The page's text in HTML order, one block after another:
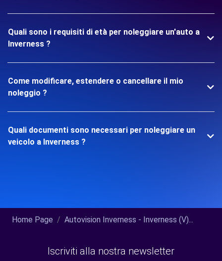
Quali sono i requisiti di età per noleggiare un'auto a
Inverness ?
Come modificare, estendere o cancellare il mio
noleggio ?
Quali documenti sono necessari per noleggiare un
veicolo a Inverness ?
Home Page Autovision Inverness - Inverness (V)...
Iscriviti alla nostra newsletter